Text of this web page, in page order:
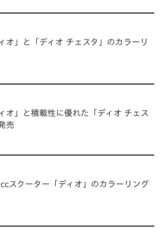
オ」と「ディオ チェスタ」のカラーリ
オ」と積載性に優れた「ディオ チェス
売
スクーター「ディオ」のカラーリング